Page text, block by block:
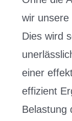
wir unsere
Dies wird
einer
effizient
Belastung